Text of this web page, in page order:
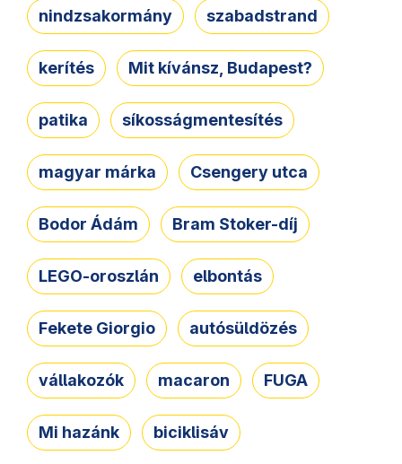
nindzsakormány szabadstrand
kerítés Mit kívánsz, Budapest?
patika síkosságmentesítés
magyar márka Csengery utca
Bodor Ádám Bram Stoker-díj
LEGO-oroszlán elbontás
Fekete Giorgio autósüldözés
vállakozók macaron FUGA
Mi hazánk biciklisáv